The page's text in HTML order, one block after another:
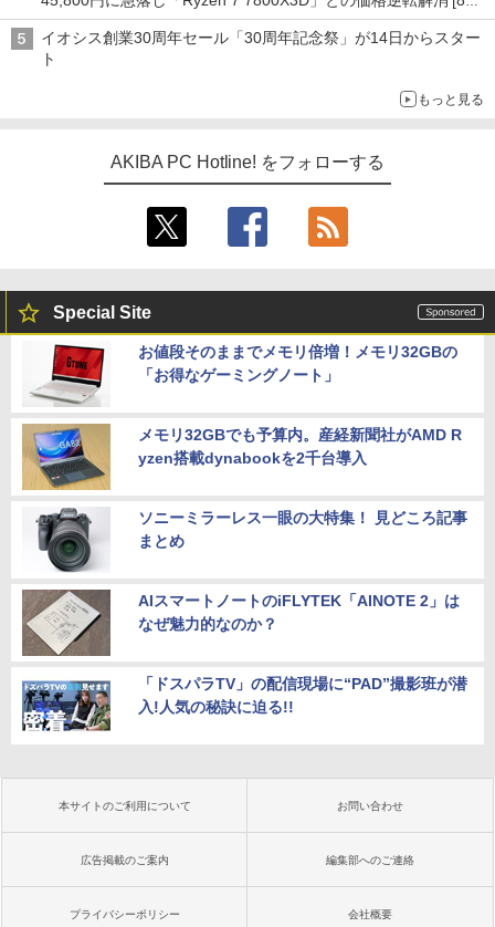
前半のCPU価格]
イオシス創業30周年セール「30周年記念祭」が14日からスター
ト
もっと見る
AKIBA PC Hotline! をフォローする
Special Site
お値段そのままでメモリ倍増！メモリ32GBの
「お得なゲーミングノート」
メモリ32GBでも予算内。産経新聞社がAMD R
yzen搭載dynabookを2千台導入
ソニーミラーレス一眼の大特集！ 見どころ記事
まとめ
AIスマートノートのiFLYTEK「AINOTE 2」は
なぜ魅力的なのか？
「ドスパラTV」の配信現場に“PAD”撮影班が潜
入!人気の秘訣に迫る!!
本サイトのご利用について お問い合わせ
広告掲載のご案内 編集部へのご連絡
プライバシーポリシー 会社概要